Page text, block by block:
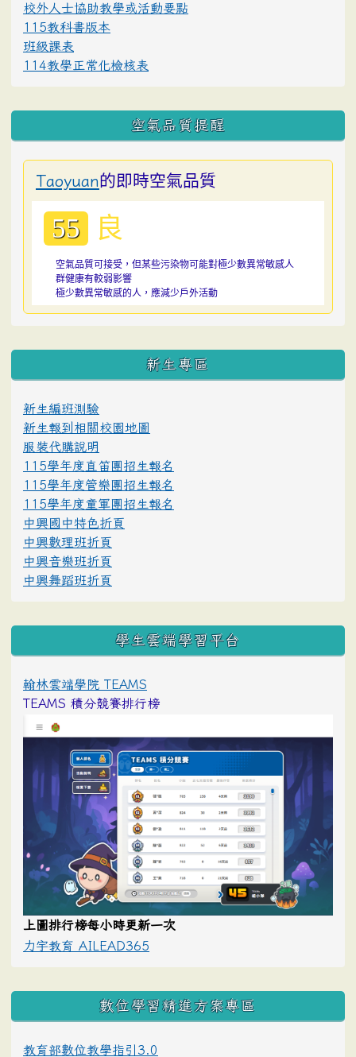
校外人士協助教學或活動要點
115教科書版本
班級課表
114教學正常化檢核表
空氣品質提醒
Taoyuan的即時空氣品質
55 良
空氣品質可接受，但某些污染物可能對極少數異常敏感人
群健康有較弱影響
極少數異常敏感的人，應減少戶外活動
:::
新生專區
新生編班測驗
新生報到相關校園地圖
服裝代購說明
115學年度直笛團招生報名
115學年度管樂團招生報名
115學年度童軍團招生報名
中興國中特色折頁
中興數理班折頁
中興音樂班折頁
中興舞蹈班折頁
學生雲端學習平台
翰林雲端學院 TEAMS
TEAMS 積分競賽排行榜
上圖排行榜每小時更新一次
力宇教育 AILEAD365
數位學習精進方案專區
教育部數位教學指引3.0